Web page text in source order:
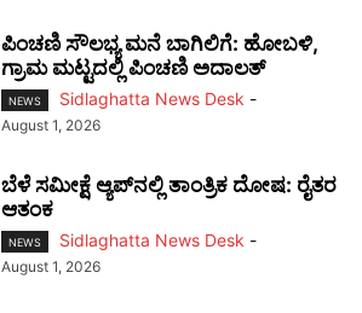
ಪಿಂಚಣಿ ಸೌಲಭ್ಯ ಮನೆ ಬಾಗಿಲಿಗೆ: ಹೋಬಳಿ,
ಗ್ರಾಮ ಮಟ್ಟದಲ್ಲಿ ಪಿಂಚಣಿ ಅದಾಲತ್
NEWS Sidlaghatta News Desk -
August 1, 2026
ಬೆಳೆ ಸಮೀಕ್ಷೆ ಆ್ಯಪ್‌ನಲ್ಲಿ ತಾಂತ್ರಿಕ ದೋಷ: ರೈತರ
ಆತಂಕ
NEWS Sidlaghatta News Desk -
August 1, 2026